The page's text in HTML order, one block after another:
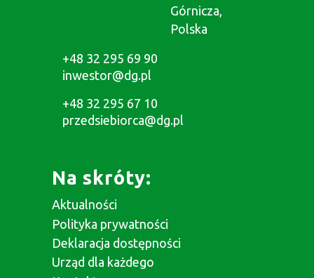
Górnicza,
Polska
+48 32 295 69 90
inwestor@dg.pl
+48 32 295 67 10
przedsiebiorca@dg.pl
Na skróty:
Aktualności
Polityka prywatności
Deklaracja dostępności
Urząd dla każdego